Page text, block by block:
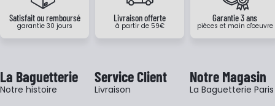
Satisfait ou remboursé
garantie 30 jours
Livraison offerte
à partir de 59€
Garantie 3 ans
pièces et main d'oeuvre
La Baguetterie
Notre histoire
Service Client
Livraison
Notre Magasin
La Baguetterie Paris